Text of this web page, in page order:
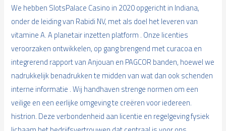
We hebben SlotsPalace Casino in 2020 opgericht in Indiana,
onder de leiding van Rabidi NV, met als doel het leveren van
vitamine A. A planetair inzetten platform . Onze licenties
veroorzaken ontwikkelen, op gang brengend met curacoa en
integrerend rapport van Anjouan en PAGCOR banden, hoewel we
nadrukkelijk benadrukken te midden van wat dan ook schenden
interne informatie . Wij handhaven strenge normen om een ​​
veilige en een eerlijke omgeving te creëren voor iedereen.
histrion. Deze verbondenheid aan licentie en regelgeving fysiek